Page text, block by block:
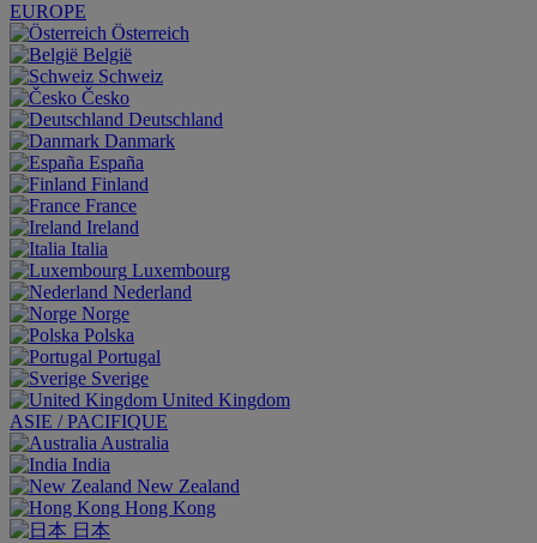
EUROPE
Österreich
België
Schweiz
Česko
Deutschland
Danmark
España
Finland
France
Ireland
Italia
Luxembourg
Nederland
Norge
Polska
Portugal
Sverige
United Kingdom
ASIE / PACIFIQUE
Australia
India
New Zealand
Hong Kong
日本